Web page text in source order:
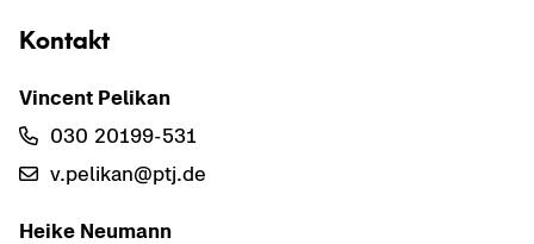
Kon­takt
Vin­cent Pe­li­kan
030 20199-​531
v.pe­li­kan@ptj.de
Heike Neu­mann